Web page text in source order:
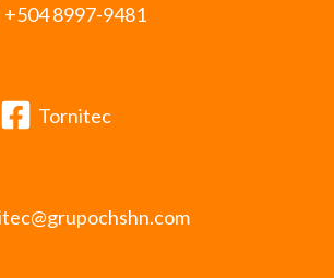
+504 8997-9481
Tornitec